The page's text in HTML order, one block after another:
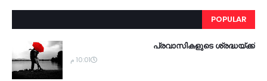
POPULAR
പ്രവാസികളുടെ ശ്രദ്ധയ്ക്ക്
10:01 م